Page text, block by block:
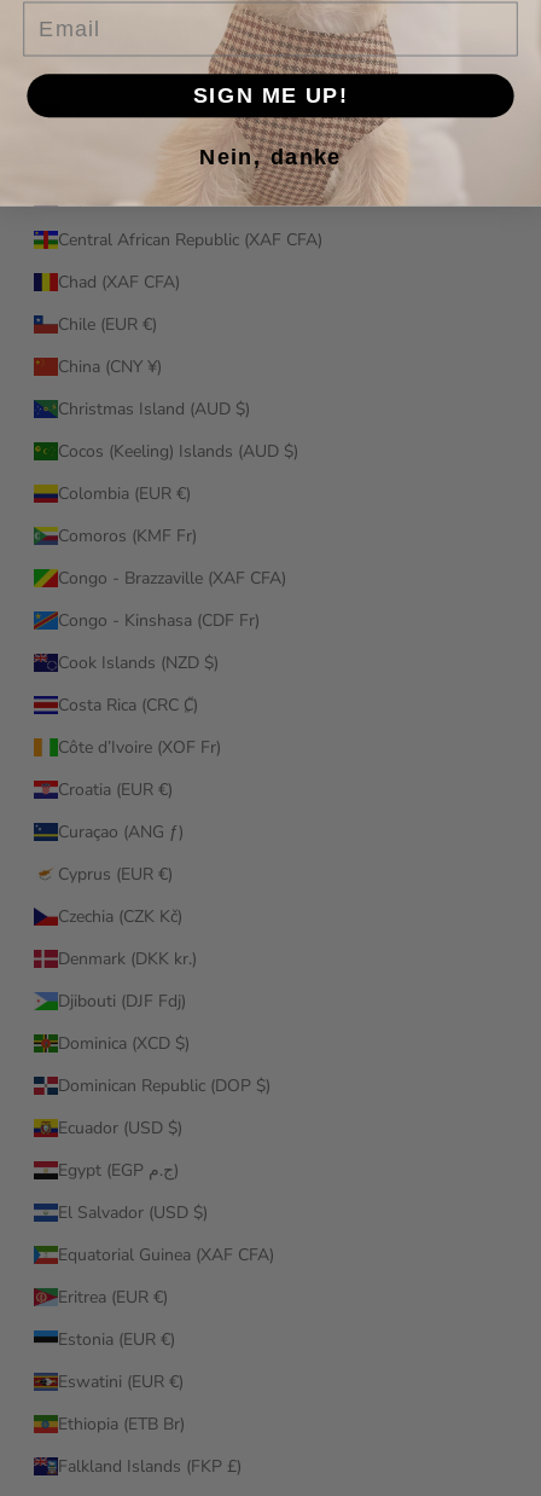
Cameroon (XAF CFA)
Canada (CAD $)
Cape Verde (CVE $)
Caribbean Netherlands (USD $)
Cayman Islands (KYD $)
Central African Republic (XAF CFA)
Chad (XAF CFA)
Chile (EUR €)
China (CNY ¥)
Christmas Island (AUD $)
Cocos (Keeling) Islands (AUD $)
Colombia (EUR €)
Comoros (KMF Fr)
Congo - Brazzaville (XAF CFA)
Congo - Kinshasa (CDF Fr)
Cook Islands (NZD $)
Costa Rica (CRC ₡)
Côte d’Ivoire (XOF Fr)
Croatia (EUR €)
Curaçao (ANG ƒ)
Cyprus (EUR €)
Czechia (CZK Kč)
Denmark (DKK kr.)
Djibouti (DJF Fdj)
Dominica (XCD $)
Dominican Republic (DOP $)
Ecuador (USD $)
Egypt (EGP ج.م)
El Salvador (USD $)
Equatorial Guinea (XAF CFA)
Eritrea (EUR €)
Estonia (EUR €)
Eswatini (EUR €)
Ethiopia (ETB Br)
Falkland Islands (FKP £)
SIGN ME UP!
Nein, danke